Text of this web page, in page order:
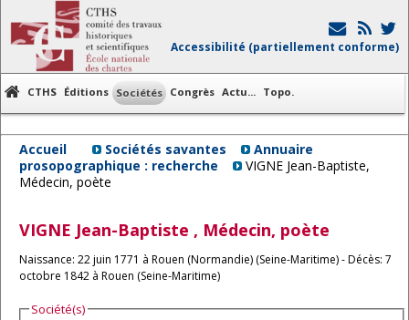
Accessibilité (partiellement conforme)
CTHS Éditions Sociétés Congrès Actu... Topo.
Accueil Sociétés savantes
Annuaire
prosopographique : recherche
VIGNE Jean-Baptiste,
Médecin, poète
VIGNE Jean-Baptiste , Médecin, poète
Naissance: 22 juin 1771 à Rouen (Normandie) (Seine-Maritime) - Décès: 7
octobre 1842 à Rouen (Seine-Maritime)
Société(s)